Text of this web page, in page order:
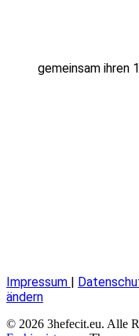
gemeinsam ihren
Impressum |
ändern
© 2026 3hefecit.eu. Alle